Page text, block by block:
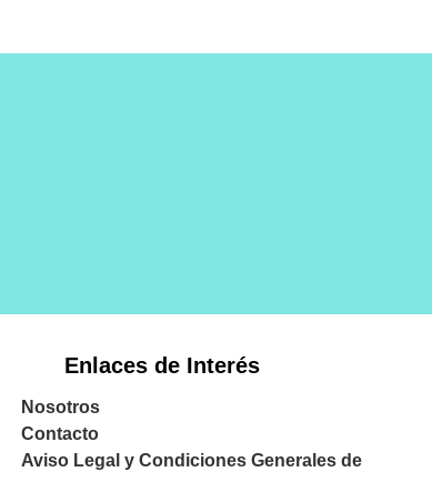
Enlaces de Interés
Nosotros
Contacto
Aviso Legal y Condiciones Generales de